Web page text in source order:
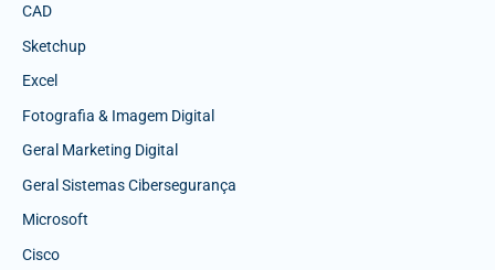
CAD
Sketchup
Excel
Fotografia & Imagem Digital
Geral Marketing Digital
Geral Sistemas Cibersegurança
Microsoft
Cisco